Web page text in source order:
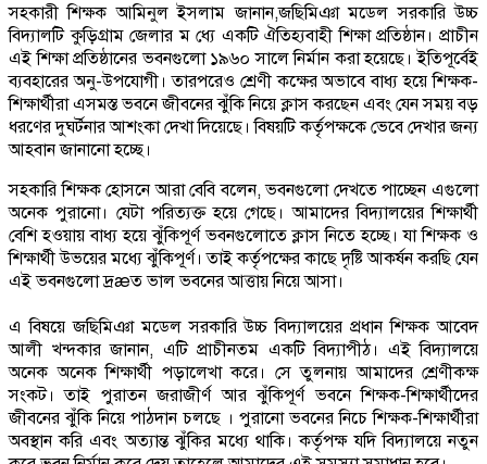
সহকারী শিক্ষক আমিনুল ইসলাম জানান,জছিমিঞা মডেল সরকারি উচ্চ
বিদ্যালটি কুড়িগ্রাম জেলার ম ধ্যে একটি ঐতিহ্যবাহী শিক্ষা প্রতিষ্ঠান। প্রাচীন
এই শিক্ষা প্রতিষ্ঠানের ভবনগুলো ১৯৬০ সালে নির্মান করা হয়েছে। ইতিপূর্বেই
ব্যবহারের অনু-উপযোগী। তারপরেও শ্রেণী কক্ষের অভাবে বাধ্য হয়ে শিক্ষক-
শিক্ষার্থীরা এসমস্ত ভবনে জীবনের ঝুঁকি নিয়ে ক্লাস করছেন এবং যেন সময় বড়
ধরণের দুঘর্টনার আশংকা দেখা দিয়েছে। বিষয়টি কর্তৃপক্ষকে ভেবে দেখার জন্য
আহবান জানানো হচ্ছে।
সহকারি শিক্ষক হোসনে আরা বেবি বলেন, ভবনগুলো দেখতে পাচ্ছেন এগুলো
অনেক পুরানো। যেটা পরিত্যক্ত হয়ে গেছে। আমাদের বিদ্যালয়ের শিক্ষার্থী
বেশি হওয়ায় বাধ্য হয়ে ঝুঁকিপূর্ণ ভবনগুলোতে ক্লাস নিতে হচ্ছে। যা শিক্ষক ও
শিক্ষার্থী উভয়ের মধ্যে ঝুঁকিপূর্ণ। তাই কর্তৃপক্ষের কাছে দৃষ্টি আকর্ষন করছি যেন
এই ভবনগুলো দ্রæত ভাল ভবনের আত্তায় নিয়ে আসা।
এ বিষয়ে জছিমিঞা মডেল সরকারি উচ্চ বিদ্যালয়ের প্রধান শিক্ষক আবেদ
আলী খন্দকার জানান, এটি প্রাচীনতম একটি বিদ্যাপীঠ। এই বিদ্যালয়ে
অনেক অনেক শিক্ষার্থী পড়ালেখা করে। সে তুলনায় আমাদের শ্রেণীকক্ষ
সংকট। তাই পুরাতন জরাজীর্ণ আর ঝুঁকিপূর্ণ ভবনে শিক্ষক-শিক্ষার্থীদের
জীবনের ঝুঁকি নিয়ে পাঠদান চলছে । পুরানো ভবনের নিচে শিক্ষক-শিক্ষার্থীরা
অবস্থান করি এবং অত্যান্ত ঝুঁকির মধ্যে থাকি। কর্তৃপক্ষ যদি বিদ্যালয়ে নতুন